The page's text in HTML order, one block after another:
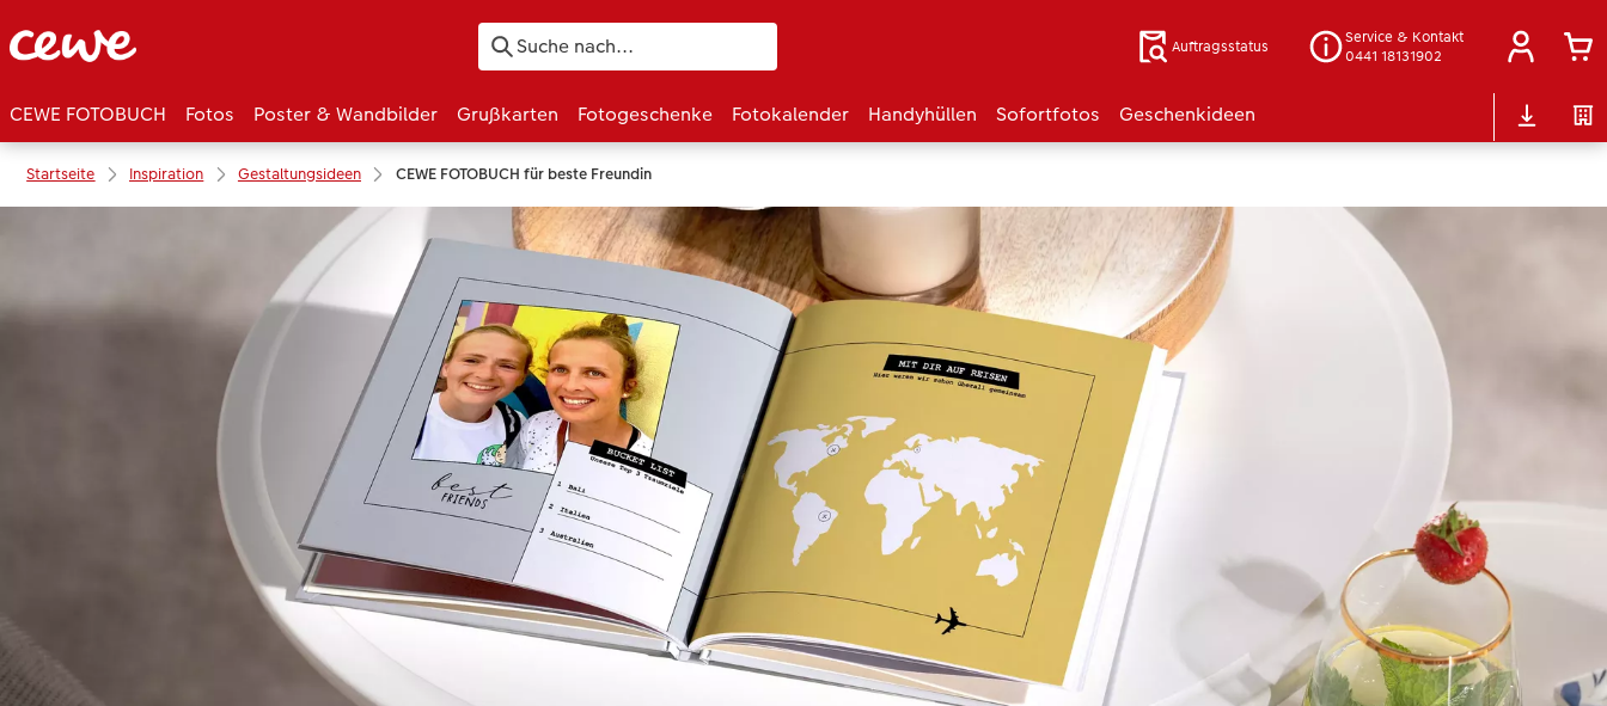
Auftragsstatus
Service & Kontakt
0441 18131902
CEWE FOTOBUCH Fotos Poster & Wandbilder Grußkarten Fotogeschenke Fotokalender Handyhüllen Sofortfotos Geschenkideen
Startseite Inspiration Gestaltungsideen CEWE FOTOBUCH für beste Freundin